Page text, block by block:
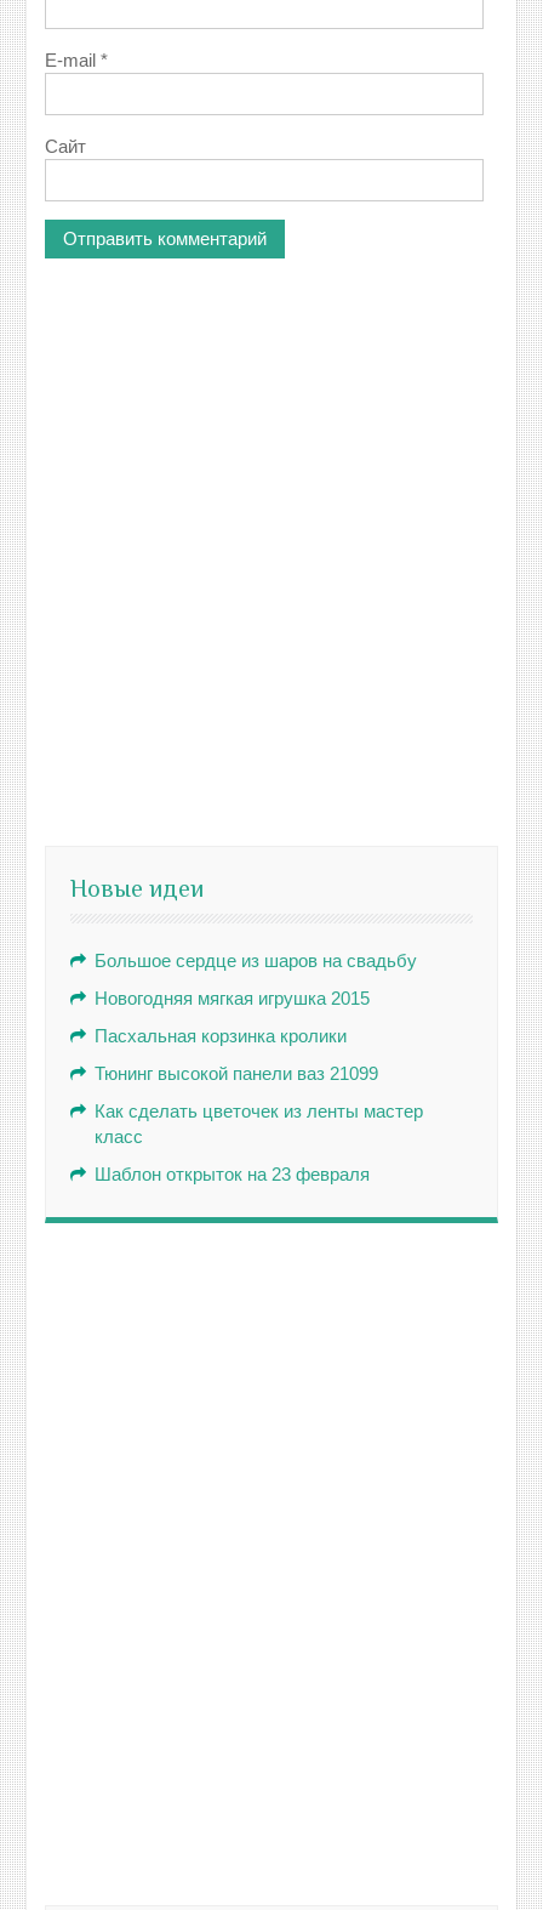
E-mail*
Сайт
Новые идеи
Большое сердце из шаров на свадьбу
Новогодняя мягкая игрушка 2015
Пасхальная корзинка кролики
Тюнинг высокой панели ваз 21099
Как сделать цветочек из ленты мастер
класс
Шаблон открыток на 23 февраля